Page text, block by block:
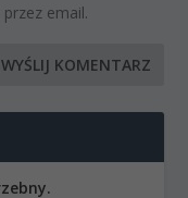
email.